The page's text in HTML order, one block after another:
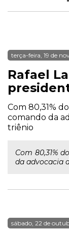
terça-feira, 19 de
Rafael
Com 80,31%
comando da
triênio
Com 80,31%
da advocacia
sábado, 22 de